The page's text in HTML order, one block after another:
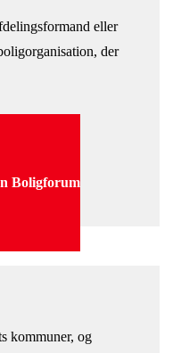
eller
der
Boligforum
kommuner, og